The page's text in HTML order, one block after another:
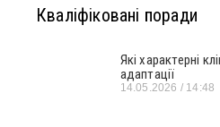
Кваліфіковані поради
Які характерні
адаптації
14.05.2026 14:48